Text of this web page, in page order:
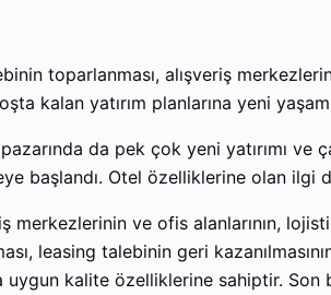
toparlanması, alışveriş
kalan yatırım planlarına yeni
da pek çok yeni yatırımı ve
başlandı. Otel özelliklerine olan ilgi
merkezlerinin ve ofis alanlarının,
leasing talebinin geri
kalite özelliklerine sahiptir. Son